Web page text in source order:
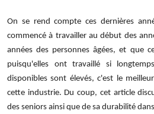
On se rend compte ces dernières
commencé à travailler au début des
années des personnes âgées, et que
puisqu'elles ont travaillé si
disponibles sont élevés, c'est le
cette industrie. Du coup, cet article
des seniors ainsi que de sa durabilité